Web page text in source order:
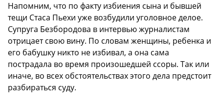
Напомним, что по факту избиения сына и бывшей
тещи Стаса Пьехи уже возбудили уголовное делое.
Супруга Безбородова в интервью журналистам
отрицает свою вину. По словам женщины, ребенка и
его бабушку никто не избивал, а она сама
пострадала во время произошедшей ссоры. Так или
иначе, во всех обстоятельствах этого дела предстоит
разбираться суду.